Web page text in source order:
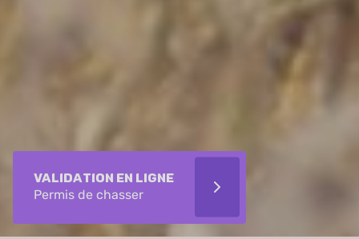
Validation en ligne
Permis de chasser